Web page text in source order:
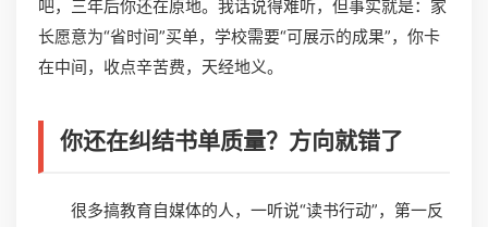
吧，三年后你还在原地。我话说得难听，但事实就是：家
长愿意为“省时间”买单，学校需要“可展示的成果”，你卡
在中间，收点辛苦费，天经地义。
你还在纠结书单质量？方向就错了
很多搞教育自媒体的人，一听说“读书行动”，第一反